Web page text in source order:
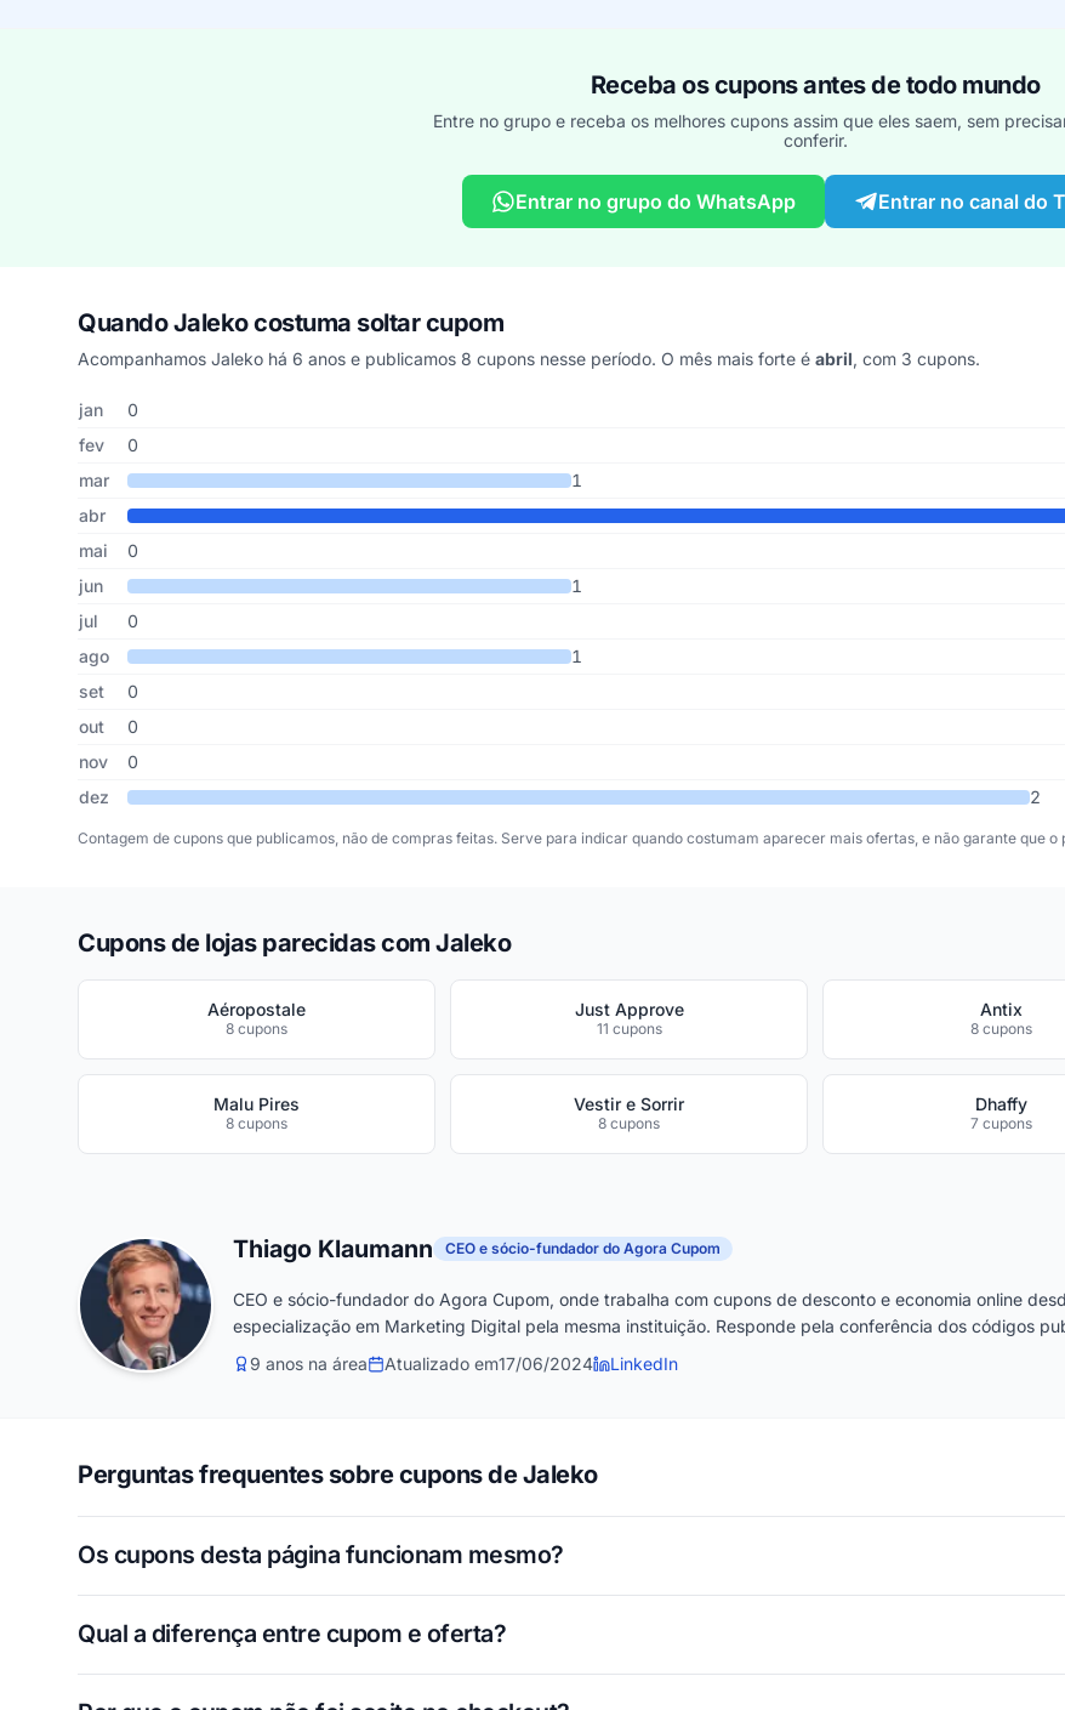
Receba os cupons antes de todo mundo
Entre no grupo e receba os melhores cupons assim que eles saem, sem
conferir.
Entrar no grupo do WhatsApp Entrar no canal do
Quando Jaleko costuma soltar cupom
Acompanhamos Jaleko há 6 anos e publicamos 8 cupons nesse período. O mês mais forte é abril, com 3 cupons.
Cupons de Jaleko publicados por mês, somando os últimos 6 anos
Mês Cupons publicados
jan
0
fev
0
mar
1
abr
mai
0
jun
1
jul
0
ago
1
set
0
out
0
nov
0
dez
2
Contagem de cupons que publicamos, não de compras feitas. Serve para indicar quando costumam aparecer mais ofertas, e não garante que o
Cupons de lojas parecidas com Jaleko
Aéropostale
8 cupons
Just Approve
11 cupons
Antix
8 cupons
Malu Pires
8 cupons
Vestir e Sorrir
8 cupons
Dhaffy
7 cupons
Thiago Klaumann CEO e sócio-fundador do Agora Cupom
CEO e sócio-fundador do Agora Cupom, onde trabalha com cupons de desconto e economia online
especialização em Marketing Digital pela mesma instituição. Responde pela conferência dos códigos
9 anos na área
Atualizado em17/06/2024 LinkedIn
Perguntas frequentes sobre cupons de Jaleko
Os cupons desta página funcionam mesmo?
Qual a diferença entre cupom e oferta?